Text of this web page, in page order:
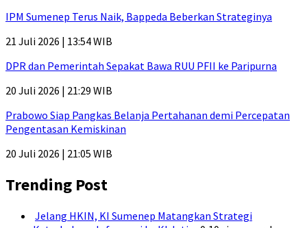
IPM Sumenep Terus Naik, Bappeda Beberkan Strateginya
21 Juli 2026 | 13:54 WIB
DPR dan Pemerintah Sepakat Bawa RUU PFII ke Paripurna
20 Juli 2026 | 21:29 WIB
Prabowo Siap Pangkas Belanja Pertahanan demi Percepatan
Pengentasan Kemiskinan
20 Juli 2026 | 21:05 WIB
Trending Post
Jelang HKIN, KI Sumenep Matangkan Strategi